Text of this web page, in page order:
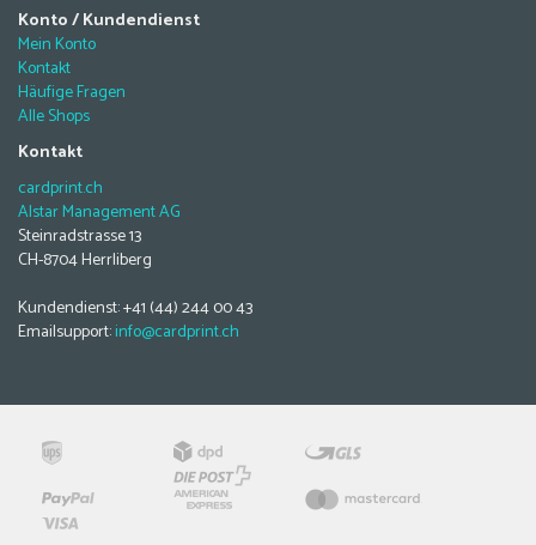
Konto / Kundendienst
Mein Konto
Kontakt
Häufige Fragen
Alle Shops
Kontakt
cardprint.ch
Alstar Management AG
Steinradstrasse 13
CH-8704 Herrliberg
Kundendienst: +41 (44) 244 00 43
Emailsupport:info@cardprint.ch